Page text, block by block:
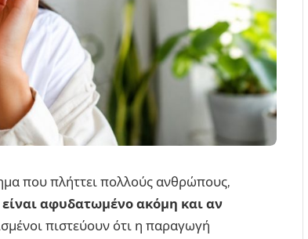
που πλήττει πολλούς ανθρώπους,
αφυδατωμένο ακόμη και αν
πιστεύουν ότι η παραγωγή